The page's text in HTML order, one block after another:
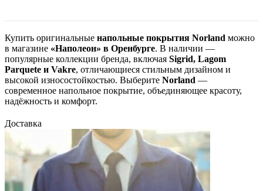
Купить оригинальные напольные покрытия Norland можно
в магазине «Наполеон» в Оренбурге. В наличии —
популярные коллекции бренда, включая Sigrid, Lagom
Parquete и Vakre, отличающиеся стильным дизайном и
высокой износостойкостью. Выберите Norland —
современное напольное покрытие, объединяющее красоту,
надёжность и комфорт.
Доставка